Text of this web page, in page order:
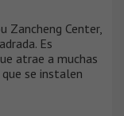
Zancheng Center,
Es
atrae a muchas
se instalen